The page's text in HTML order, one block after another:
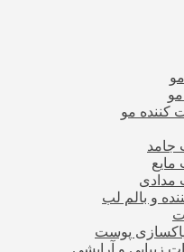
کننده مو
جامد
مایع
مدادی
و بالم لب
پاکسازی پوست
زیبایی و آرایشی